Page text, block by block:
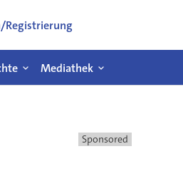
Registrierung
Mediathek
Sponsored